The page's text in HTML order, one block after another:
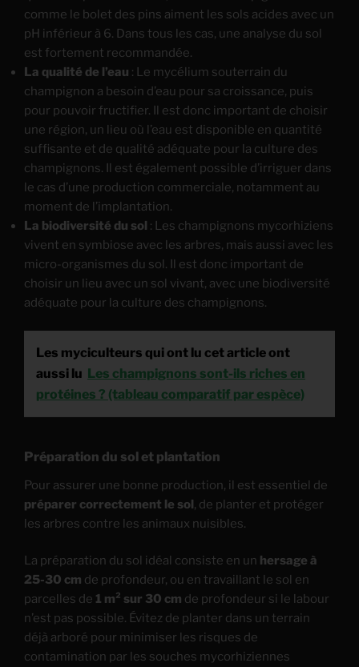
comme le bolet des pins aiment les sols acides avec un
pH inférieur à 6. Dans tous les cas, une analyse du sol
est fortement recommandée.
La qualité de l’eau : Le mycélium souterrain du
champignon a besoin d’eau pour sa croissance, puis
pour pouvoir fructifier. Il est donc important de choisir
une région, un lieu où l’eau est disponible en quantité
suffisante et de qualité adéquate pour la culture des
champignons. Il est également possible d’irriguer dans
le cas d’une production commerciale, notamment au
moment de l’implantation.
La biodiversité du sol : Les champignons mycorhiziens
vivent en symbiose avec les arbres, mais aussi avec les
micro-organismes du sol. Il est donc important de
choisir un lieu avec un sol vivant, avec une biodiversité
adéquate pour la culture des champignons.
Les myciculteurs qui ont lu cet article ont
aussi lu Les champignons sont-ils riches en
protéines ? (tableau comparatif par espèce)
Préparation du sol et plantation
Pour assurer une bonne production, il est essentiel de
préparer correctement le sol, de planter et protéger
les arbres contre les animaux nuisibles.
La préparation du sol idéal consiste en un hersage à
25-30 cm de profondeur, ou en travaillant le sol en
parcelles de 1 m² sur 30 cm de profondeur si le labour
n’est pas possible. Évitez de planter dans un terrain
déjà arboré pour minimiser les risques de
contamination par les souches mycorhiziennes